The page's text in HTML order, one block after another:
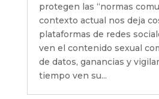
protegen las “normas
contexto actual nos deja
plataformas de redes
ven el contenido sexual
de datos, ganancias y
tiempo ven su...